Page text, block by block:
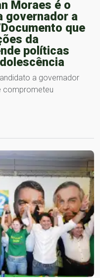
Moraes é o
governador a
que
da
políticas
a governador
comprometeu